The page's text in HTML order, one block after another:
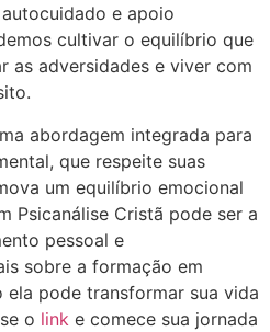
e apoio
cultivar o equilíbrio que
as adversidades e viver com
abordagem integrada para
que respeite suas
um equilíbrio emocional
Psicanálise Cristã pode ser a
pessoal e
sobre a formação em
ela pode transformar sua vida
o link e comece sua jornada